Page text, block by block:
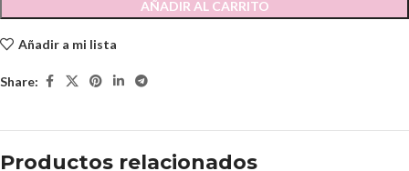
AÑADIR AL CARRITO
Añadir a mi lista
Share:
Productos relacionados